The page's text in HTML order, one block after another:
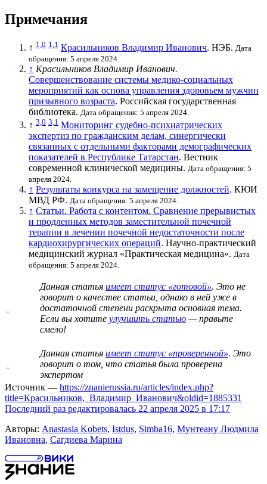
Примечания
↑ 1,0 1,1 Красильников Владимир Иванович. НЭБ. Дата
обращения: 5 апреля 2024.
↑ Красильников Владимир Иванович.
Совершенствование системы медико-социальных
мероприятий как основа управления здоровьем мужчин
призывного возраста. Российская государственная
библиотека. Дата обращения: 5 апреля 2024.
↑ 3,0 3,1 Мониторинг судебно-психиатрических
экспертиз по гражданским делам, синергически
связанных с отдельными факторами демографических
показателей в Республике Татарстан. Вестник
современной клинической медицины. Дата обращения: 5
апреля 2024.
↑ Результаты конкурса на замещение должностей. КЮИ
МВД РФ. Дата обращения: 5 апреля 2024.
↑ Статьи. Работа с контентом. Сравнение прерывистых
и продленных методов заместительной почечной
терапии в лечении почечной недостаточности после
кардиохирургических операций. Научно-практический
медицинский журнал «Практическая медицина». Дата
обращения: 5 апреля 2024.
Данная статья имеет статус «готовой». Это не
говорит о качестве статьи , однако в ней уже в
достаточной степени раскрыта основная тема.
Если вы хотите улучшить статью — правьте
смело!
Данная статья имеет статус «проверенной». Это
говорит о том, что статья была проверена
экспертом
Источник — https://znanierussia.ru/articles/index.php?
title=Красильников,_Владимир_Иванович&oldid=1885331
Последний раз редактировалась 22 апреля 2025 в 17:17
Авторы: Anastasia Kobets, Istdus, Simba16, Мунтеану Людмила
Ивановна, Сагдиева Марина